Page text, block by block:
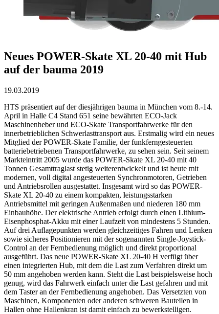
Neues POWER-Skate XL 20-40 mit Hub
auf der bauma 2019
19.03.2019
HTS präsentiert auf der diesjährigen bauma in München vom 8.-14.
April in Halle C4 Stand 651 seine bewährten ECO-Jack
Maschinenheber und ECO-Skate Transportfahrwerke für den
innerbetrieblichen Schwerlasttransport aus. Erstmalig wird ein neues
Mitglied der POWER-Skate Familie, der funkferngesteuerten
batteriebetriebenen Transportfahrwerke, zu sehen sein. Seit seinem
Markteintritt 2005 wurde das POWER-Skate XL 20-40 mit 40
Tonnen Gesamttraglast stetig weiterentwickelt und ist heute mit
modernen, voll digital angesteuerten Synchronmotoren, Getrieben
und Antriebsrollen ausgestattet. Insgesamt wird so das POWER-
Skate XL 20-40 zu einem kompakten, leistungsstarken
Antriebsmittel mit geringen Außenmaßen und niederen 180 mm
Einbauhöhe. Der elektrische Antrieb erfolgt durch einen Lithium-
Eisenphosphat-Akku mit einer Laufzeit von mindestens 5 Stunden.
Auf drei Auflagepunkten werden gleichzeitiges Fahren und Lenken
sowie sicheres Positionieren mit der sogenannten Single-Joystick-
Control an der Fernbedienung möglich und direkt proportional
ausgeführt. Das neue POWER-Skate XL 20-40 H verfügt über
einen integrierten Hub, mit dem die Last zum Verfahren direkt um
50 mm angehoben werden kann. Steht die Last beispielsweise hoch
genug, wird das Fahrwerk einfach unter die Last gefahren und mit
dem Taster an der Fernbedienung angehoben. Das Versetzten von
Maschinen, Komponenten oder anderen schweren Bauteilen in
Hallen ohne Hallenkran ist damit einfach zu bewerkstelligen.